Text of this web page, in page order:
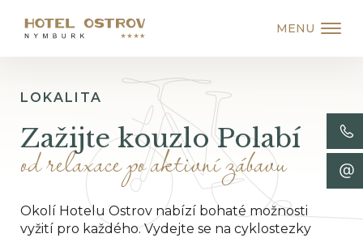
MENU
LOKALITA
Zažijte kouzlo Polabí
od relaxace po aktivní zábavu
Okolí Hotelu Ostrov nabízí bohaté možnosti
vyžití pro každého. Vydejte se na cyklostezky